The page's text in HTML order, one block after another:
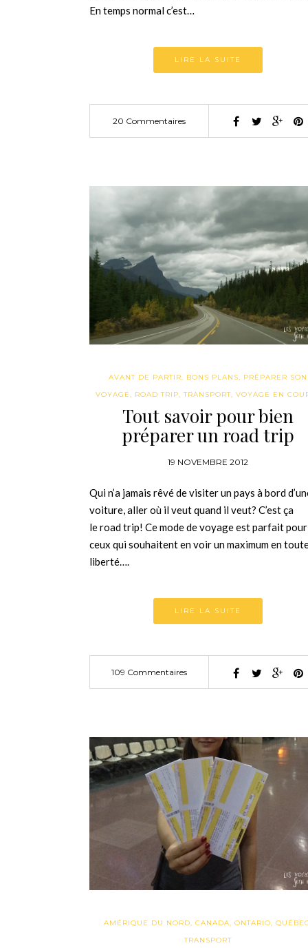
En temps normal c’est…
LIRE LA SUITE
20 Commentaires
AVANT DE PARTIR, BONS PLANS, PRÉPARER SON
VOYAGE, ROAD TRIP,TRANSPORT, VOYAGE EN
Tout savoir pour bien
préparer un road trip
19 NOVEMBRE 2012
Qui n’a jamais rêvé de visiter un pays à bord
voiture, aller où il veut quand il veut? C’est ça
le road trip! Ce mode de voyage est parfait pour
ceux qui souhaitent en voir un maximum en
liberté….
LIRE LA SUITE
109 Commentaires
AMÉRIQUE DU NORD, CANADA, ONTARIO,
TRANSPORT